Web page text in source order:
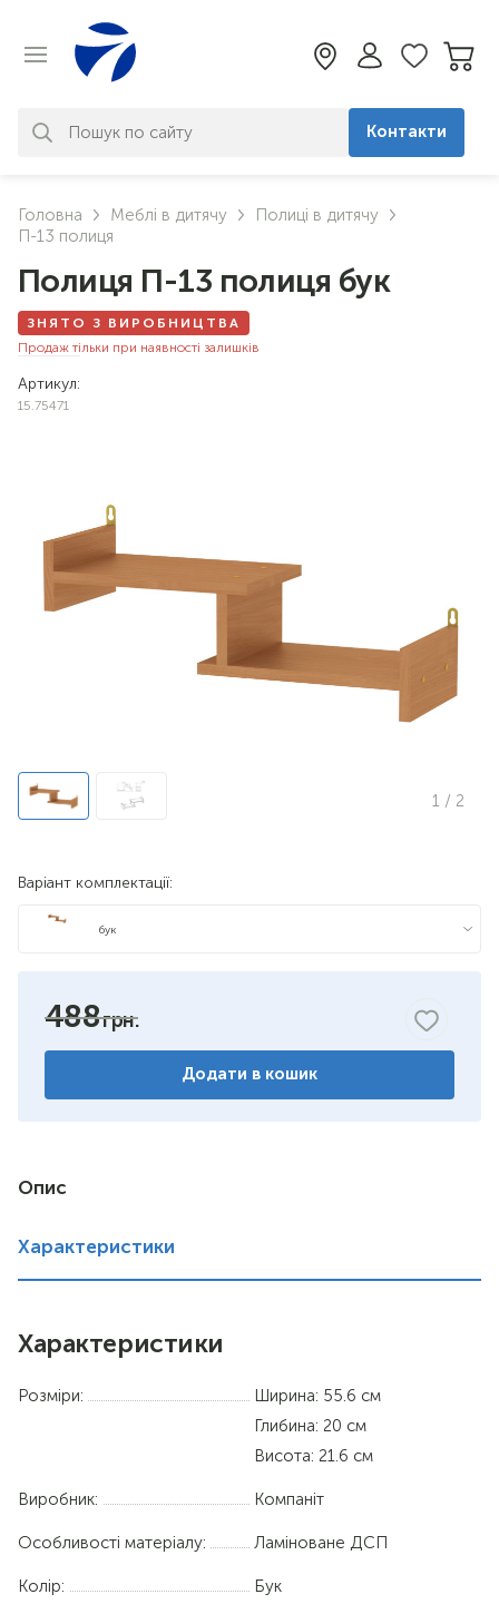
знайдено. Уточніть свій запит
Контакти
Головна Меблі в дитячу
Полиці в дитячу
П-13 полиця
Полиця П-13 полиця бук
ЗНЯТО З ВИРОБНИЦТВА
Продаж тільки при наявності залишків
Артикул:
15.75471
1 / 2
Варіант комплектації:
бук
горіх
488
Додати в кошик
Опис
Характеристики
Характеристики
Розміри:
Ширина: 55.6 см
Глибина: 20 см
Висота: 21.6 см
Виробник: Компаніт
Особливості матеріалу: Ламіноване ДСП
Колір: Бук